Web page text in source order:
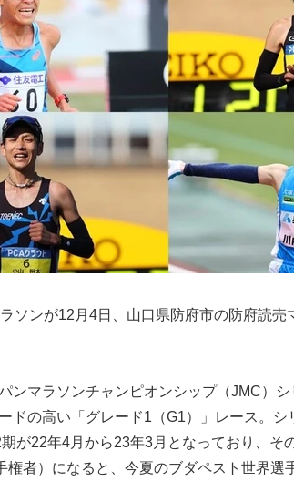
ソンが12月4日、山口県防府市の防府読売
ンマラソンチャンピオンシップ（JMC）
ドの高い「グレード1（G1）」レース。
が22年4月から23年3月となっており、そ
権者）になると、今夏のブダペスト世界選